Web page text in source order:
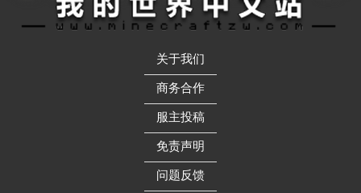
关于我们
——————
商务合作
——————
服主投稿
——————
免责声明
——————
问题反馈
——————